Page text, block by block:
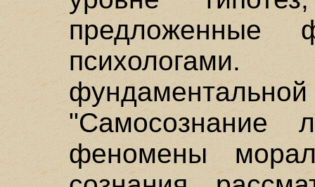
"Самосознание
феномены